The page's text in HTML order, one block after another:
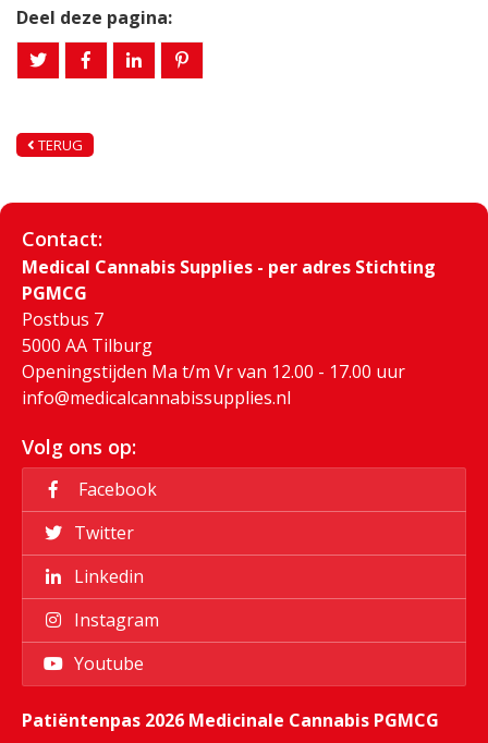
Deel deze pagina:
TERUG
Contact:
Medical Cannabis Supplies - per adres Stichting
PGMCG
Postbus 7
5000 AA Tilburg
Openingstijden Ma t/m Vr van 12.00 - 17.00 uur
info@medicalcannabissupplies.nl
Volg ons op:
Facebook
Twitter
Linkedin
Instagram
Youtube
Patiëntenpas 2026 Medicinale Cannabis PGMCG